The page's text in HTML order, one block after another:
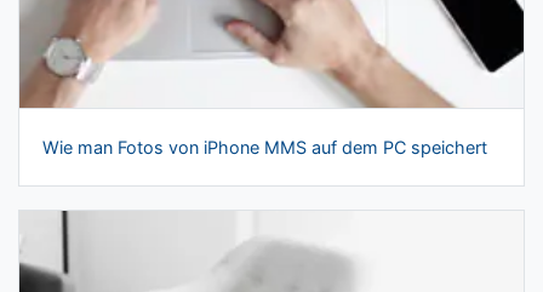
Wie man Fotos von iPhone MMS auf dem PC speichert